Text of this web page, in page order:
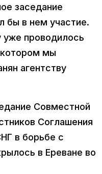
заседание
бы в нем участие.
уже проводилось
мы
агентству
Совместной
Соглашения
в борьбе с
в Ереване во